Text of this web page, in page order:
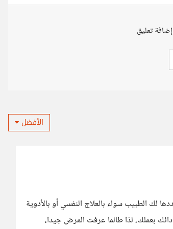
تعليق
الأفضل
لك الطبيب سواء بالعلاج النفسي أو بالأدوية
بعملك، لذا طالما عرفت المرض جيدا،